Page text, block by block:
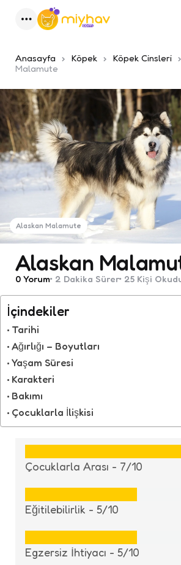
Anasayfa Köpek Köpek Cinsleri
Malamute
Alaskan Malamute
Alaskan
0 Yorum 2 Dakika Sürer 25 Kişi
İçindekiler
Tarihi
Ağırlığı – Boyutları
Yaşam Süresi
Karakteri
Bakımı
Çocuklarla İlişkisi
Çocuklarla Arası - 7/10
Eğitilebilirlik - 5/10
Egzersiz İhtiyacı - 5/10